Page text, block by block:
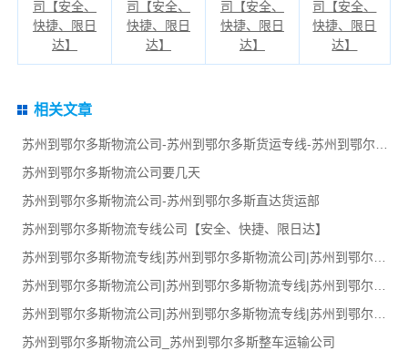
司【安全、
快捷、限日
达】
司【安全、
快捷、限日
达】
司【安全、
快捷、限日
达】
司【安全、
快捷、限日
达】
相关文章
苏州到鄂尔多斯物流公司-苏州到鄂尔多斯货运专线-苏州到鄂尔多斯货运部
苏州到鄂尔多斯物流公司要几天
苏州到鄂尔多斯物流公司-苏州到鄂尔多斯直达货运部
苏州到鄂尔多斯物流专线公司【安全、快捷、限日达】
苏州到鄂尔多斯物流专线|苏州到鄂尔多斯物流公司|苏州到鄂尔多斯货运专线
苏州到鄂尔多斯物流公司|苏州到鄂尔多斯物流专线|苏州到鄂尔多斯货运部
苏州到鄂尔多斯物流公司|苏州到鄂尔多斯物流专线|苏州到鄂尔多斯货运部
苏州到鄂尔多斯物流公司_苏州到鄂尔多斯整车运输公司